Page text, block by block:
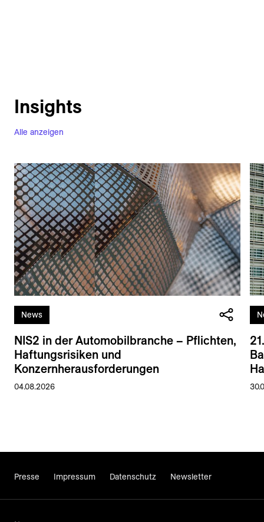
Alle anzeigen
Insights
News
NIS2 in der Automobilbranche – Pflichten,
Haftungsrisiken und
Konzernherausforderungen
04.08.2026
Presse Impressum Datenschutz Newsletter